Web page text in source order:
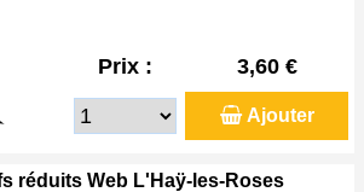
Prix : 3,60 €
Ajouter
réduits Web L'Haÿ-les-Roses